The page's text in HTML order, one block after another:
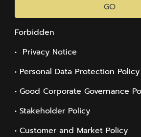
GO
Forbidden
• Privacy Notice
• Personal Data Protection Policy
• Good Corporate Governance
• Stakeholder Policy
• Customer and Market Policy